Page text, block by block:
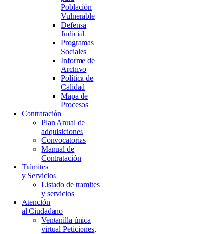
Población
Vulnerable
Defensa
Judicial
Programas
Sociales
Informe de
Archivo
Política de
Calidad
Mapa de
Procesos
Contratación
Plan Anual de
adquisiciones
Convocatorias
Manual de
Contratación
Trámites
y Servicios
Listado de tramites
y servicios
Atención
al Ciudadano
Ventanilla única
virtual Peticiones,